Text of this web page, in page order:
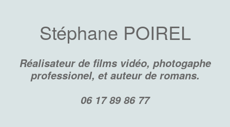
Stéphane POIREL
Réalisateur de films vidéo, photogaphe
professionel, et auteur de romans.
06 17 89 86 77